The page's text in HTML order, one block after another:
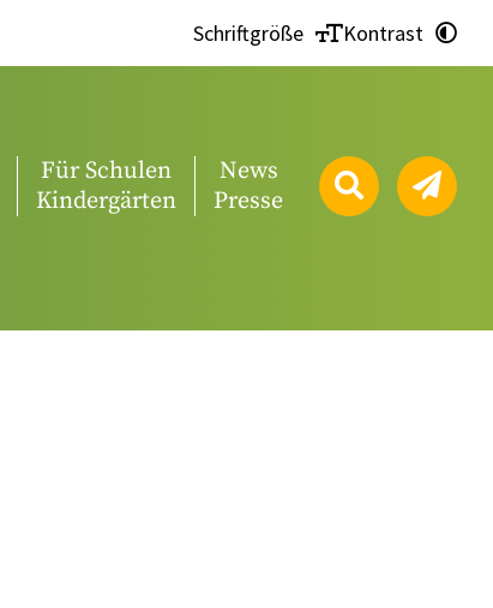
Schriftgröße Kontrast
Für Schulen
Kindergärten
News
Presse